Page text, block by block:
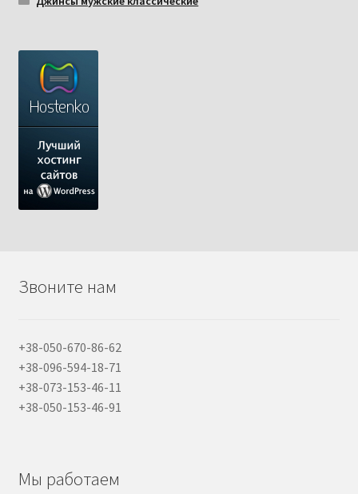
Звоните нам
+38-050-670-86-62
+38-096-594-18-71
+38-073-153-46-11
+38-050-153-46-91
Мы работаем